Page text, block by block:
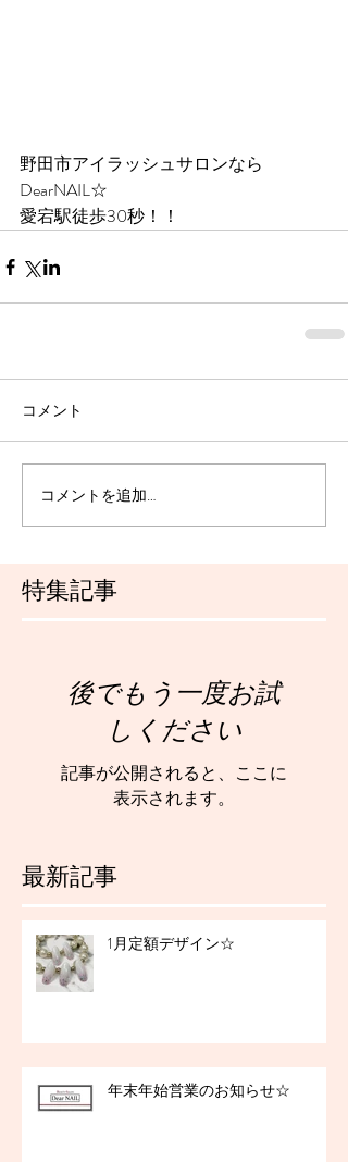
特集記事
最新記事
野田市アイラッシュサロンなら
DearNAIL☆
愛宕駅徒歩30秒！！
コメント
コメントを追加…
後でもう一度お試
しください
記事が公開されると、ここに
表示されます。
1月定額デザイン☆
年末年始営業のお知らせ☆